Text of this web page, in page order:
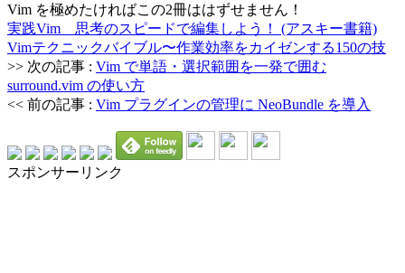
Vim を極めたければこの2冊ははずせません！
実践Vim 思考のスピードで編集しよう！ (アスキー書籍)
Vimテクニックバイブル〜作業効率をカイゼンする150の技
>> 次の記事 : Vim で単語・選択範囲を一発で囲む
surround.vim の使い方
<< 前の記事 : Vim プラグインの管理に NeoBundle を導入
スポンサーリンク